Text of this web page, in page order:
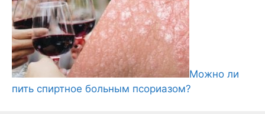
Можно ли
пить спиртное больным псориазом?